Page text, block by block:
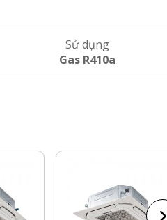
Sử dụng
Gas R410a